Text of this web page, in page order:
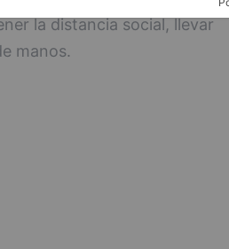
la distancia social, llevar
manos.